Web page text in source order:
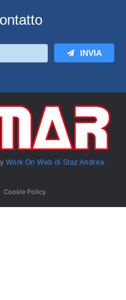
INVIA
Work On Web di Staz Andrea.
Cookie Policy